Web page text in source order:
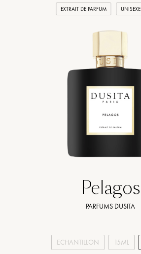
EXTRAIT DE PARFUM UNISEXE
Pelagos
PARFUMS DUSITA
ECHANTILLON 15ML